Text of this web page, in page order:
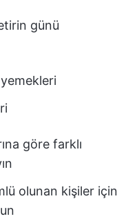
günü
göre farklı
olunan kişiler için